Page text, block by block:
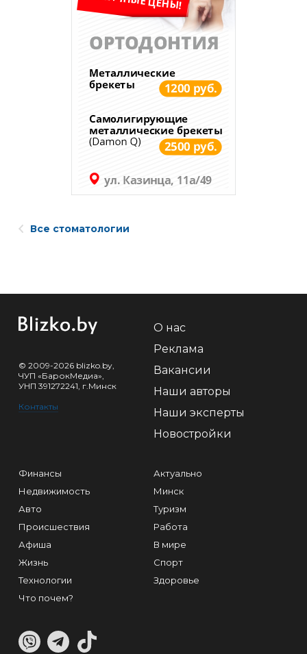
Все стоматологии
© 2009-2026 blizko.by,
ЧУП «БарокМедиа»,
УНП 391272241, г.Минск
Контакты
О нас
Реклама
Вакансии
Наши авторы
Наши эксперты
Новостройки
Финансы
Недвижимость
Авто
Происшествия
Афиша
Жизнь
Технологии
Что почем?
Актуально
Минск
Туризм
Работа
В мире
Спорт
Здоровье